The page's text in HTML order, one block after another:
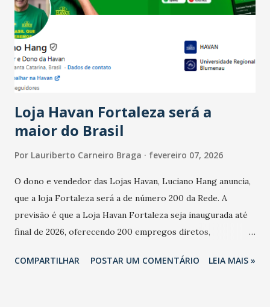
bares e restaurantes operaram com lucro e outros 40%
registraram equilíbrio financeiro. Já o percentual de
estabelecimentos no prejuízo ficou em 19%, pouco abaixo
do observado no mês anterior. Outros 1% não existiam em
novembro. Em relação a outubro, o faturamento também
Loja Havan Fortaleza será a
maior do Brasil
Por Lauriberto Carneiro Braga fevereiro 07, 2026
O dono e vendedor das Lojas Havan, Luciano Hang anuncia,
que a loja Fortaleza será a de número 200 da Rede. A
previsão é que a Loja Havan Fortaleza seja inaugurada até
final de 2026, oferecendo 200 empregos diretos,
Havan Fortaleza ainda não foi anunciada oficialmente, mas
COMPARTILHAR POSTAR UM COMENTÁRIO LEIA MAIS »